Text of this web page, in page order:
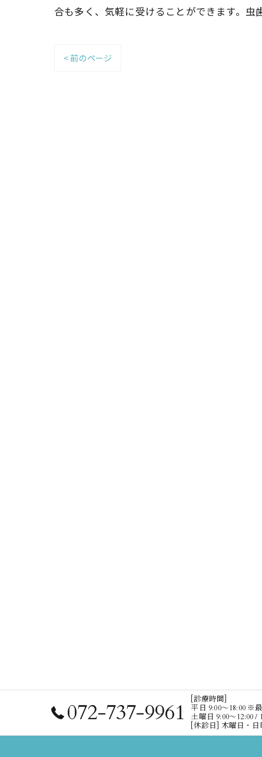
合も多く、気軽に受けることができます。虫
< 前のページ
072-737-9961
[診療時間]
平日 9:00〜18:00 ※
土曜日 9:00〜12:00 /
[休診日] 木曜日・